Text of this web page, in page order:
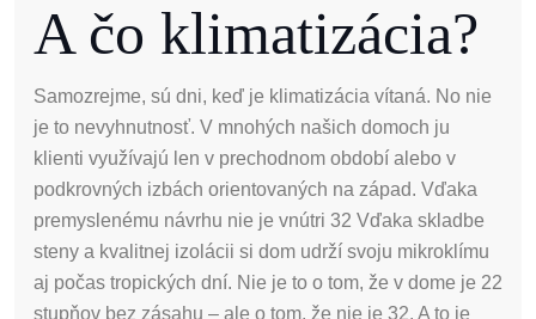
A čo klimatizácia?
Samozrejme, sú dni, keď je klimatizácia vítaná. No nie
je to nevyhnutnosť. V mnohých našich domoch ju
klienti využívajú len v prechodnom období alebo v
podkrovných izbách orientovaných na západ. Vďaka
premyslenému návrhu nie je vnútri 32 Vďaka skladbe
steny a kvalitnej izolácii si dom udrží svoju mikroklímu
aj počas tropických dní. Nie je to o tom, že v dome je 22
stupňov bez zásahu – ale o tom, že nie je 32. A to je